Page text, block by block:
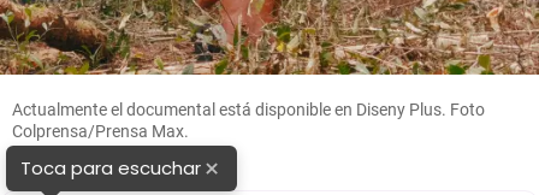
Actualmente el documental está disponible en Diseny Plus. Foto
Colprensa/Prensa Max.
Toca para escuchar×